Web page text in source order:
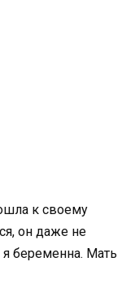
к своему
он даже не
я беременна. Мать